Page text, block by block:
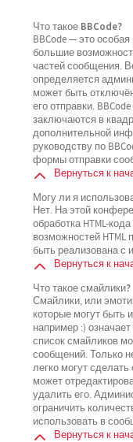
Что такое BBCode?
BBCode — это
большие
частей сообщения.
определяется
может быть
его отправки.
заключаются в
дополнительной
руководству по
формы отправки
Вернуться к
Могу ли я
Нет. На этой
обработка HTML-
возможностей
быть реализована с
Вернуться к
Что такое смайлики?
Смайлики, или
которые могут быть
например :)
список смайликов
сообщений. Только
легко могут
может
удалить его.
ограничить
использовать в
Вернуться к